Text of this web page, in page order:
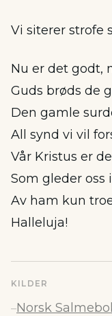
Vi siterer strofe
Nu er det godt,
Guds brøds de
Den gamle
All synd vi vil
Vår Kristus er
Som gleder oss
Av ham kun
Halleluja!
KILDER
–Norsk